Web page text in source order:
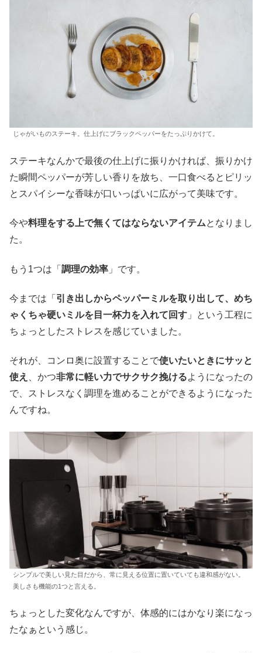
じゃがいものステーキ。仕上げにブラックペッパーをたっぷりかけて。
ステーキなんかで最後の仕上げに振りかければ、振りかけ
た瞬間ペッパーが芳しい香りを放ち、一口食べるとピリッ
とスパイシーな香味が口いっぱいに広がって美味です。
今や料理をする上で無くてはならないアイテムとなりまし
た。
もう1つは「 調理の効率 」です。
今までは「 引き出しからペッパーミルを取り出して、めち
ゃくちゃ硬いミルを目一杯力を入れて回す 」という工程に
ちょっとしたストレスを感じていました。
それが、コンロ奥に設置することで使いたいときにサッと
使え
、かつ非常に軽い力でサクサク挽けるようになったの
で、ストレスなく調理を進めることができるようになった
んですね。
シンプルで美しい見た目だから、常に見える位置に置いていても違和感がない。
美しさも機能の1つと言える。
ちょっとした変化なんですが、体感的にはかなり楽になっ
たなぁという感じ。